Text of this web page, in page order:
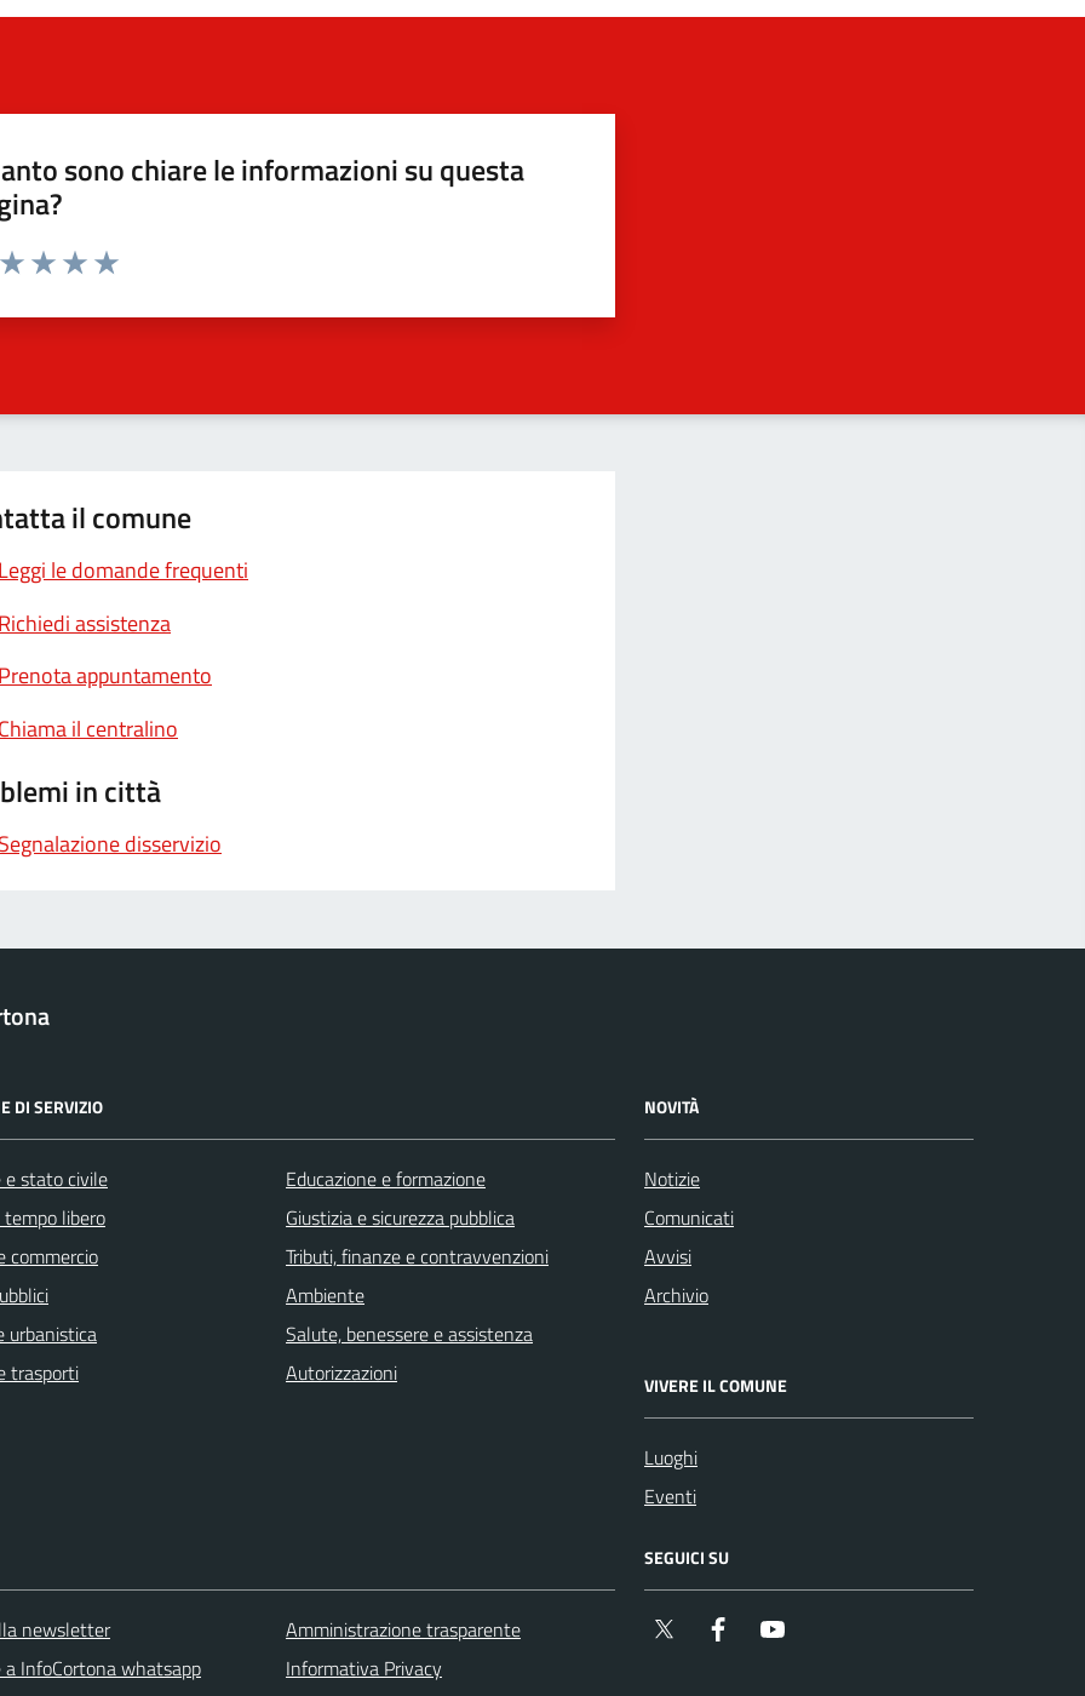
sono chiare le informazioni su questa
da 1 a 5 stelle la pagina
il comune
le domande frequenti
assistenza
appuntamento
il centralino
in città
disservizio
DI SERVIZIO
e stato civile
libero
commercio
urbanistica
trasporti
Educazione e formazione
Giustizia e sicurezza pubblica
Tributi, finanze e contravvenzioni
Ambiente
Salute, benessere e assistenza
Autorizzazioni
NOVITÀ
Notizie
Comunicati
Avvisi
Archivio
VIVERE IL COMUNE
Luoghi
Eventi
newsletter
a InfoCortona whatsapp
Amministrazione trasparente
Informativa Privacy
SEGUICI SU
Twitter Facebook